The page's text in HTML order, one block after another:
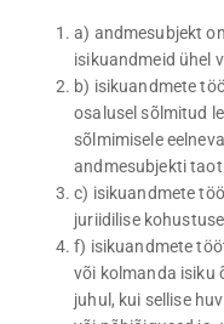
a) andmesubjekt
isikuandmeid ühel
b) isikuandmete
osalusel sõlmitud
sõlmimisele
andmesubjekti
c) isikuandmete
juriidilise
f) isikuandmete
või kolmanda isiku
juhul, kui sellise